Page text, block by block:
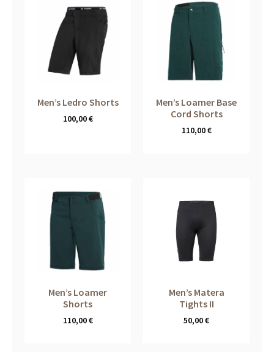
Men’s Ledro Shorts
100,00€
Men’s Loamer Base
Cord Shorts
110,00€
Men’s Loamer
Shorts
110,00€
Men’s Matera
Tights II
50,00€